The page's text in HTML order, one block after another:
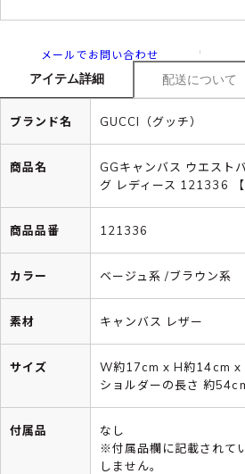
メールでお問い合わせ
アイテム詳細 配送について
ブランド名 GUCCI（グッチ）
商品名
GGキャンバス ウエスト
グ レディース 121336 【
商品品番 121336
カラー ベージュ系 /ブラウン系
素材 キャンバス レザー
サイズ
W約17cm x H約14cm x
ショルダーの長さ 約
付属品
なし
※付属品欄に記載されて
しません。